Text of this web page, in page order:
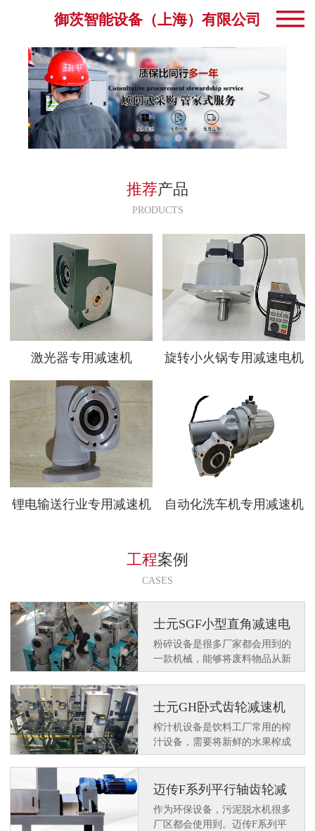
御茨智能设备（上海）有限公司
推荐产品
PRODUCTS
激光器专用减速机 旋转小火锅专用减速电机
锂电输送行业专用减速机 自动化洗车机专用减速机
工程案例
CASES
士元SGF小型直角减速电
机应用在日资客户粉碎设
备上
粉碎设备是很多厂家都会用到的
一款机械，能够将废料物品从新
粉碎后在操作可使用，达到环保
利用的效果。那么一款好用的设
备上需要配套一款好用的减速电
角减速电机很多客户都喜欢配套
使用。那么都有什么特点呢？
士元GH卧式齿轮减速机
应用在榨汁机设备上
榨汁机设备是饮料工厂常用的榨
汁设备，需要将新鲜的水果榨成
汁水在深加工，士元GH卧式齿
轮减速机就是作为动力设备应用
在榨汁机设备上。
迈传F系列平行轴齿轮减
速机应用在污泥脱水机上
作为环保设备，污泥脱水机很多
厂区都会使用到。迈传F系列平